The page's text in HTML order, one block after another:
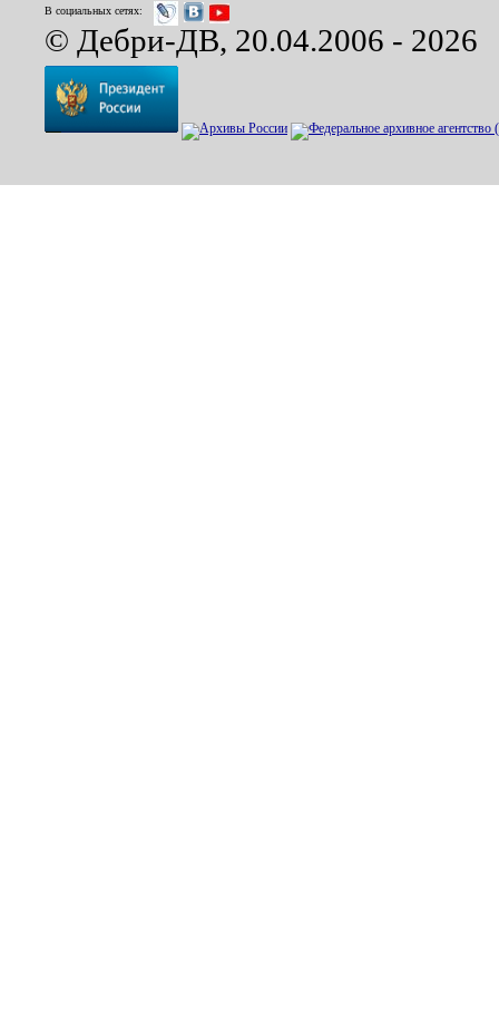
В социальных сетях:
© Дебри-ДВ, 20.04.2006 - 2026